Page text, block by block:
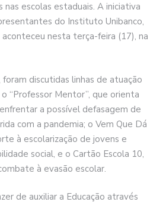
nas escolas estaduais. A iniciativa
do Instituto Unibanco,
nesta terça-feira (17), na
discutidas linhas de atuação
“Professor Mentor”, que orienta
a possível defasagem de
com a pandemia; o Vem Que Dá
à escolarização de jovens e
social, e o Cartão Escola 10,
à evasão escolar.
de auxiliar a Educação através